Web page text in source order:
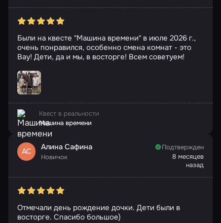
Были на квесте "Машина времени" в июле 2026 г.,
очень понравился, особенно смена комнат - это
Вау! Дети, да и мы, в восторге! Всем советуем!
Квест в реальности
Машина времени
АС Алина Сафина
Новичок
Подтвержден
8 месяцев
назад
Отмечали день рождение дочки. Дети были в
восторге. Спасибо большое)